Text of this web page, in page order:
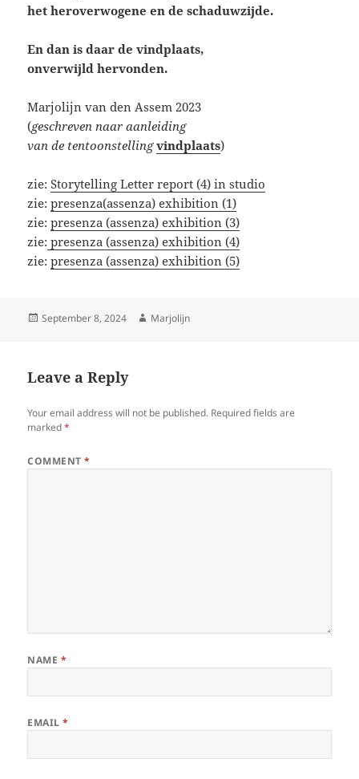
het heroverwogene en de schaduwzijde.
En dan is daar de vindplaats,
onverwijld hervonden.
Marjolijn van den Assem 2023
(geschreven naar aanleiding
van de tentoonstelling vindplaats)
zie:Storytelling Letter report (4) in studio
zie:presenza(assenza) exhibition (1)
zie:presenza (assenza) exhibition (3)
zie: presenza (assenza) exhibition (4)
zie:presenza (assenza) exhibition (5)
Posted
September 8, 2024 Author
Marjolijn
Leave a Reply
Your email address will not be published. Required fields are
marked*
COMMENT*
NAME *
EMAIL*